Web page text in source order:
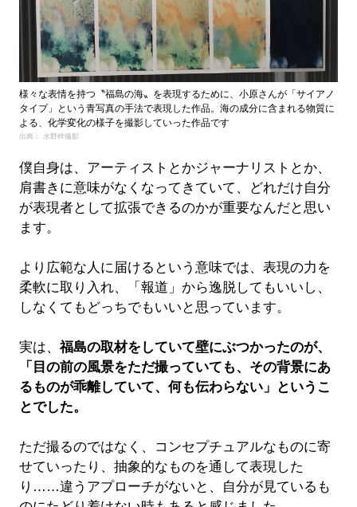
様々な表情を持つ〝福島の海〟を表現するために、小原さんが「サイアノ
タイプ」という青写真の手法で表現した作品。海の成分に含まれる物質に
よる、化学変化の様子を撮影していった作品です
出典： 水野梓撮影
僕自身は、アーティストとかジャーナリストとか、
肩書きに意味がなくなってきていて、どれだけ自分
が表現者として拡張できるのかが重要なんだと思い
ます。
より広範な人に届けるという意味では、表現の力を
柔軟に取り入れ、「報道」から逸脱してもいいし、
しなくてもどっちでもいいと思っています。
実は、福島の取材をしていて壁にぶつかったのが、
「目の前の風景をただ撮っていても、その背景にあ
るものが乖離していて、何も伝わらない」というこ
とでした。
ただ撮るのではなく、コンセプチュアルなものに寄
せていったり、抽象的なものを通して表現した
り……違うアプローチがないと、自分が見ているも